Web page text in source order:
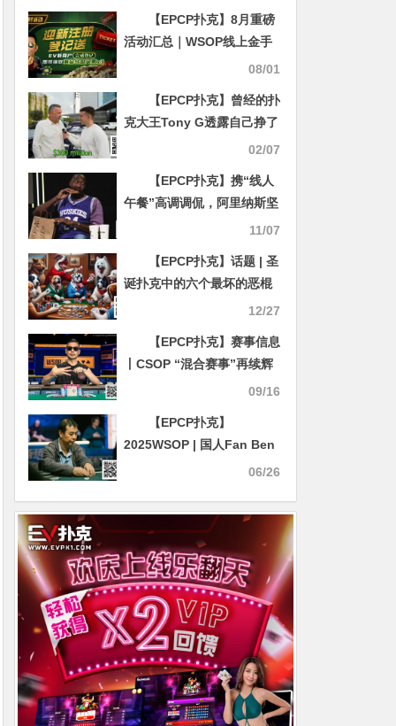
【EPCP扑克】8月重磅
活动汇总｜WSOP线上金手
链系列赛、PLO奥马哈狂欢
08/01
【EPCP扑克】曾经的扑
克大王Tony G透露自己挣了
3亿美元，最多一年挣过1个
02/07
【EPCP扑克】携“线人
午餐”高调调侃，阿里纳斯坚
11/07
【EPCP扑克】话题 | 圣
诞扑克中的六个最坏的恶棍
12/27
【EPCP扑克】赛事信息
丨CSOP “混合赛事”再续辉
煌，超黑同款赛事上线，每
09/16
【EPCP扑克】
2025WSOP | 国人Fan Ben
赛事61获第5名，朱跃奇和
8名
06/26